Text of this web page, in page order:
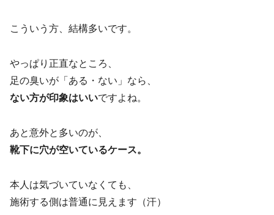
こういう方、結構多いです。
やっぱり正直なところ、
足の臭いが「ある・ない」なら、
ない方が印象はいいですよね。
あと意外と多いのが、
靴下に穴が空いているケース。
本人は気づいていなくても、
施術する側は普通に見えます（汗）